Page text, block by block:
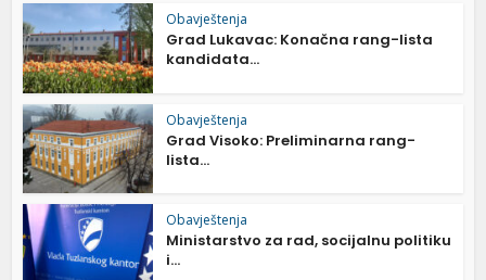
Obavještenja
Grad Lukavac: Konačna rang-lista
kandidata...
Obavještenja
Grad Visoko: Preliminarna rang-
lista...
Obavještenja
Ministarstvo za rad, socijalnu politiku
i...